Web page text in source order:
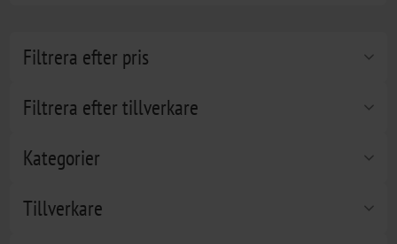
Filtrera efter pris
Filtrera efter tillverkare
Kategorier
Tillverkare